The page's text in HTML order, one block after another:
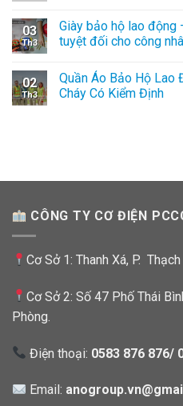
03
Th3
Giày bảo hộ lao động
tuyệt đối cho công
02
Th3
Quần Áo Bảo Hộ Lao
Cháy Có Kiểm Định
CÔNG TY CƠ ĐIỆN
Cơ Sở 1: Thanh Xá, P.
Cơ Sở 2: Số 47 Phố Thái
Phòng.
Điện thoại: 0583 876 876/
Email: